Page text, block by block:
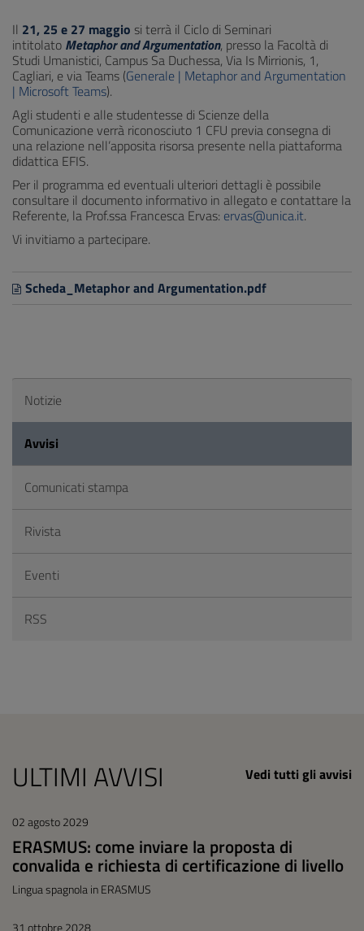
Il 21, 25 e 27 maggio si terrà il Ciclo di Seminari
intitolato Metaphor and Argumentation, presso la Facoltà di
Studi Umanistici, Campus Sa Duchessa, Via Is Mirrionis, 1,
Cagliari, e via Teams (Generale | Metaphor and Argumentation
| Microsoft Teams).
Agli studenti e alle studentesse di Scienze della
Comunicazione verrà riconosciuto 1 CFU previa consegna di
una relazione nell’apposita risorsa presente nella piattaforma
didattica EFIS.
Per il programma ed eventuali ulteriori dettagli è possibile
consultare il documento informativo in allegato e contattare la
Referente, la Prof.ssa Francesca Ervas: ervas@unica.it.
Vi invitiamo a partecipare.
Scheda_Metaphor and Argumentation.pdf
Notizie
Avvisi
Comunicati stampa
Rivista
Eventi
RSS
ULTIMI AVVISI Vedi tutti gli avvisi
02 agosto 2029
ERASMUS: come inviare la proposta di
convalida e richiesta di certificazione di livello
Lingua spagnola in ERASMUS